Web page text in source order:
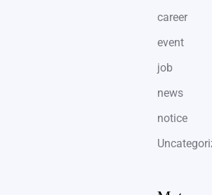
career
event
job
news
notice